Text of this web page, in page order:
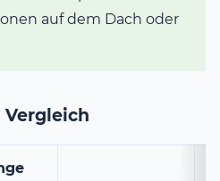
auf dem Dach oder